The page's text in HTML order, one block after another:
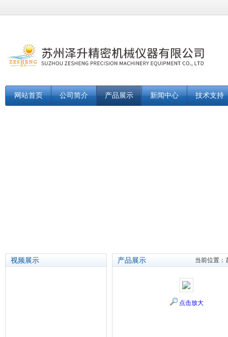
网站首页 公司简介 产品展示 新闻中心 技术支持
视频展示 产品展示 当前位置：
点击放大